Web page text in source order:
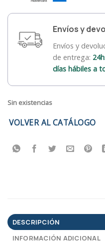
Envíos y
Envíos y
de entrega:
días hábiles a
Sin existencias
VOLVER AL CATÁLOGO
DESCRIPCIÓN
INFORMACIÓN ADICIONAL